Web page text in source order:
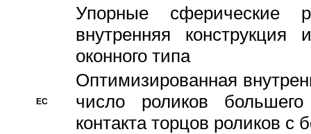
Упорные сферические
внутренняя
оконного типа
EC
Oптимизированная
число роликов
контакта торцов роликов с